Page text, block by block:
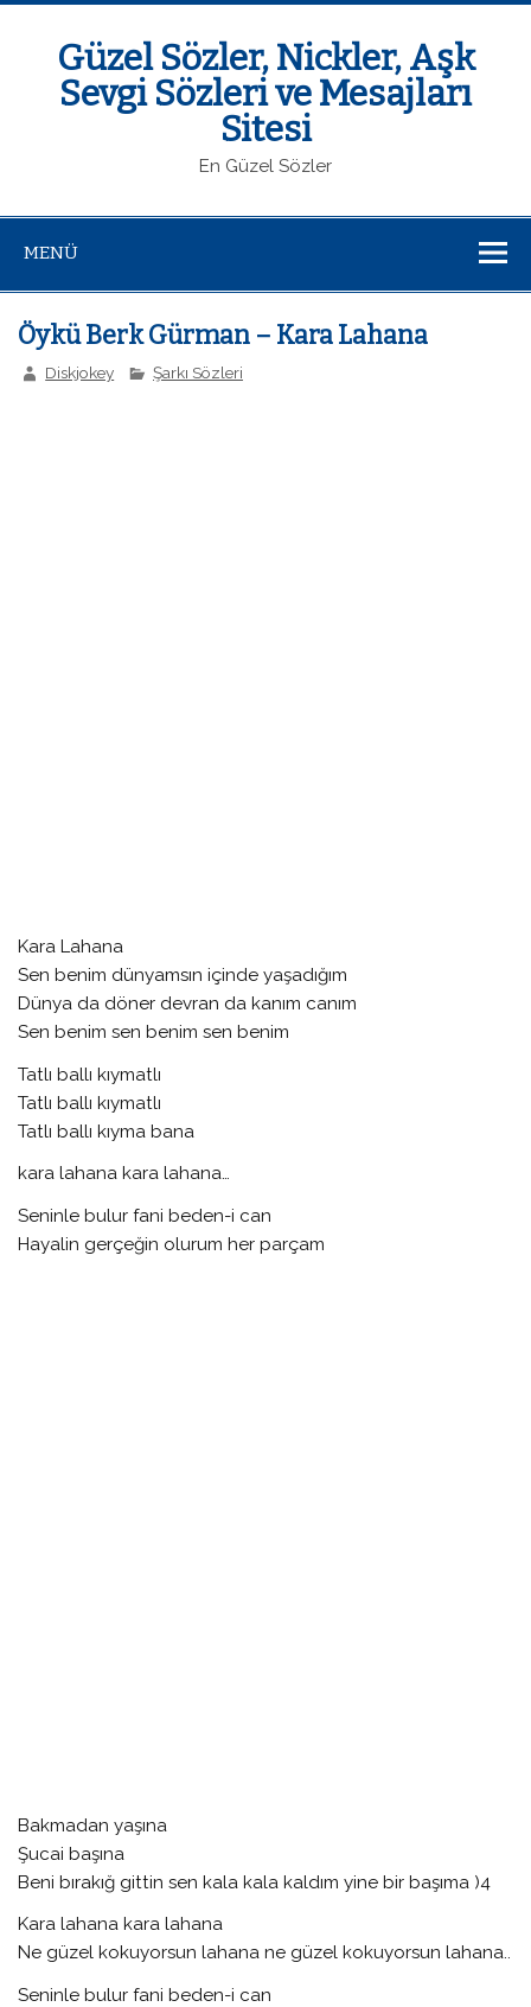
Güzel Sözler, Nickler, Aşk
Sevgi Sözleri ve Mesajları
Sitesi
En Güzel Sözler
MENÜ
Öykü Berk Gürman – Kara Lahana
Diskjokey Şarkı Sözleri
Kara Lahana
Sen benim dünyamsın içinde yaşadığım
Dünya da döner devran da kanım canım
Sen benim sen benim sen benim
Tatlı ballı kıymatlı
Tatlı ballı kıymatlı
Tatlı ballı kıyma bana
kara lahana kara lahana…
Seninle bulur fani beden-i can
Hayalin gerçeğin olurum her parçam
Bakmadan yaşına
Şucai başına
Beni bırakığ gittin sen kala kala kaldım yine bir başıma )4
Kara lahana kara lahana
Ne güzel kokuyorsun lahana ne güzel kokuyorsun lahana..
Seninle bulur fani beden-i can